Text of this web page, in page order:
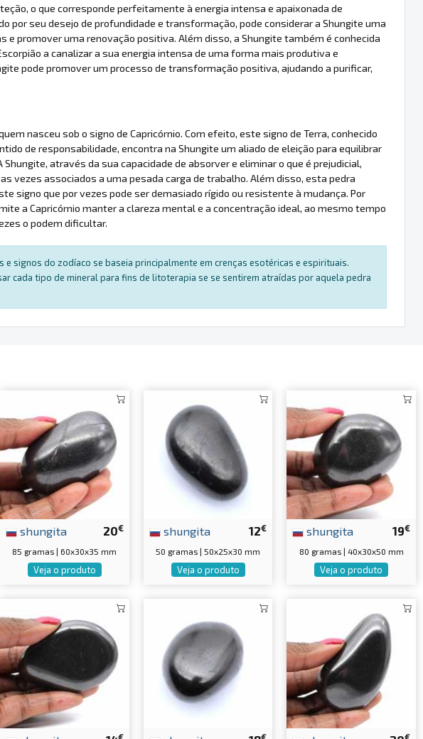
o que corresponde perfeitamente à energia intensa e apaixonada de
por seu desejo de profundidade e transformação, pode considerar a Shungite uma
promover uma renovação positiva. Além disso, a Shungite também é conhecida
a canalizar a sua energia intensa de uma forma mais produtiva e
pode promover um processo de transformação positiva, ajudando a purificar,
nasceu sob o signo de Capricórnio. Com efeito, este signo de Terra, conhecido
de responsabilidade, encontra na Shungite um aliado de eleição para equilibrar
através da sua capacidade de absorver e eliminar o que é prejudicial,
vezes associados a uma pesada carga de trabalho. Além disso, esta pedra
signo que por vezes pode ser demasiado rígido ou resistente à mudança. Por
a Capricórnio manter a clareza mental e a concentração ideal, ao mesmo tempo
o podem dificultar.
signos do zodíaco se baseia principalmente em crenças esotéricas e espirituais.
cada tipo de mineral para fins de litoterapia se se sentirem atraídas por aquela pedra
20€
shungita
85 gramas | 60x30x35 mm
Veja o produto
12€
shungita
50 gramas | 50x25x30 mm
Veja o produto
19€
shungita
80 gramas | 40x30x50 mm
Veja o produto
€ € €